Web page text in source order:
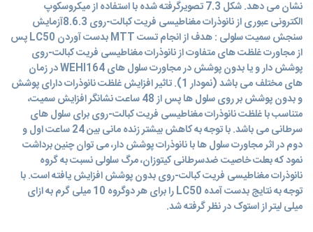
نشان می دهد. شکل 7.3 تصویرگرفته شده با استفاده از میکروسکوپ
الکترونی عبوری از نانوذرات مغناطیسی فریت کبالت-روی 8.6.3آزمایش
سنجش سمیت سلولی : هدف از انجام تست MTT بدست آوردن LC50 پس
از مجاورت غلظت های متفاوت از نانوذرات مغناطیسی فریت کبالت-روی
پوشش دار و یا بدون پوشش در مجاورت سلول های WEHI164 در زمان
های مختلف می باشد (نمودار 1). تاثیر افزایش غلظت نانوذرات دارای پوشش
و بدون پوشش بر روی سلول ها پس از 48 ساعت نشانگر افزایش سمیت،
متناسب با غلظت نانوذرات مغناطیسی فریت کبالت-روی برای سلول های
سرطانی می باشد. با توجه به کاهش بیشتر زنده مانی بین 24 ساعت اول و
دوم در اثر مجاورت سلول ها با نانوذرات پوشش دار، می توان چنین برداشت
نمود که بعلت خاصیت ضدسرطانی کیتوزان، مرگ سلولی نسبت به گروه
نانوذرات مغناطیسی فریت کبالت-روی بدون پوشش افزایش یافته است. با
توجه به نتایج بدست آمده LC50 را برای هر دوگروه 10 میلی گرم به ازای
میلی لیتر از استوک در نظر گرفته شد.